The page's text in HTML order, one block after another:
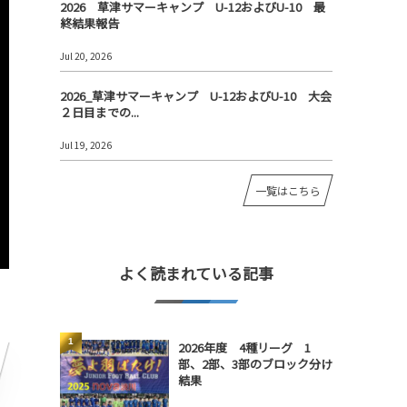
2026 草津サマーキャンプ U-12およびU-10 最
終結果報告
Jul 20, 2026
2026_草津サマーキャンプ U-12およびU-10 大会
２日目までの...
Jul 19, 2026
一覧はこちら
よく読まれている記事
2026年度 4種リーグ 1
部、2部、3部のブロック分け
結果
1